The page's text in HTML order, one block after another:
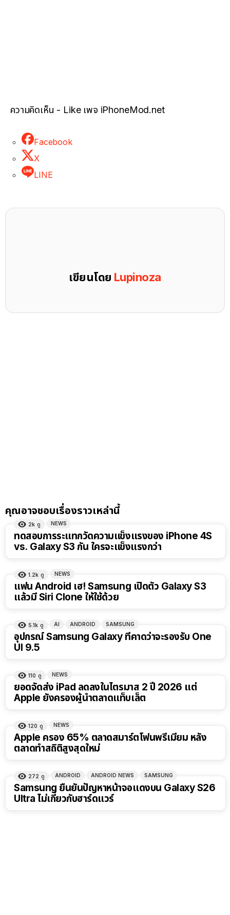
ความคิดเห็น - Like เพจ iPhoneMod.net
Facebook
X
LINE
เขียนโดย Lupinoza
คุณอาจชอบเรื่องราวเหล่านี้
2k ดู NEWS
ทดสอบการระแทกวัดความแข็งแรงของ iPhone 4S
vs. Galaxy S3 กัน ใครจะแข็งแรงกว่า
1.2k ดู NEWS
แฟน Android เฮ! Samsung เปิดตัว Galaxy S3
แล้วมี Siri Clone ให้ใช้ด้วย
5.1k ดู AI ANDROID SAMSUNG
อุปกรณ์ Samsung Galaxy ที่คาดว่าจะรองรับ One
UI 9.5
110 ดู NEWS
ยอดจัดส่ง iPad ลดลงในไตรมาส 2 ปี 2026 แต่
Apple ยังครองผู้นำตลาดแท็บเล็ต
120 ดู NEWS
Apple ครอง 65% ตลาดสมาร์ตโฟนพรีเมียม หลัง
ตลาดทำสถิติสูงสุดใหม่
272 ดู ANDROID ANDROID NEWS SAMSUNG
Samsung ยืนยันปัญหาหน้าจอแดงบน Galaxy S26
Ultra ไม่เกี่ยวกับฮาร์ดแวร์